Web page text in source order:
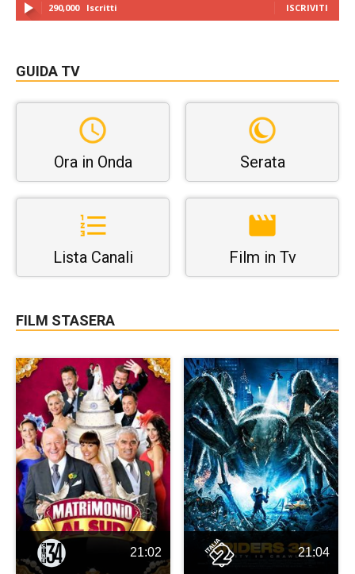
290,000 Iscritti ISCRIVITI
GUIDA TV
Ora in Onda Serata
Lista Canali Film in Tv
FILM STASERA
21:02 21:04